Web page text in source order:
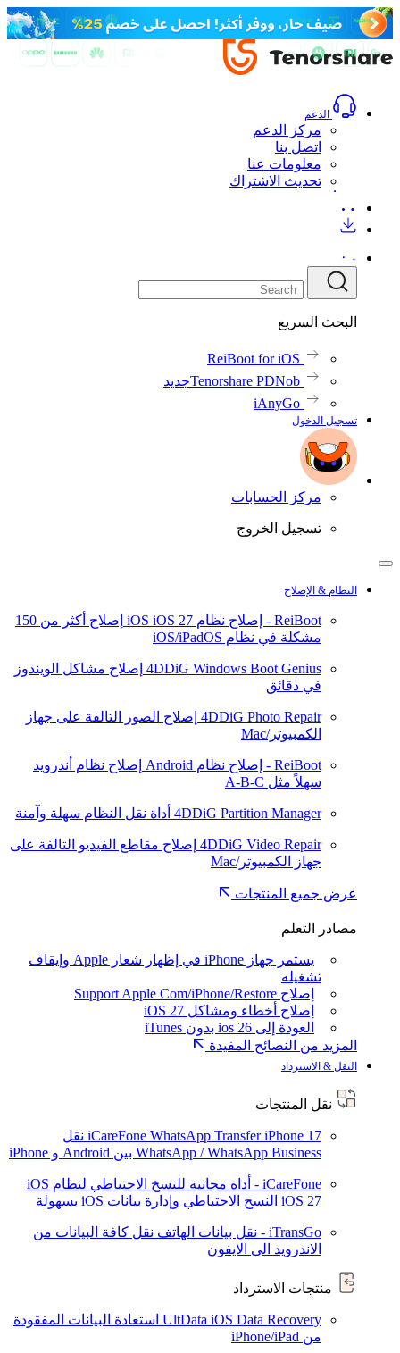
الدعم
مركز الدعم
اتصل بنا
معلومات عنا
تحديث الاشتراك
البحث السريع
ReiBoot for iOS
Tenorshare PDNobجديد
iAnyGo
تسجيل الدخول
مركز الحسابات
تسجيل الخروج
النظام & الإصلاح
ReiBoot - إصلاح نظام iOS iOS 27
إصلاح أكثر من 150
مشكلة في نظام iOS/iPadOS
4DDiG Windows Boot Genius إصلاح مشاكل الويندوز
في دقائق
4DDiG Photo Repair إصلاح الصور التالفة على جهاز
الكمبيوتر/Mac
ReiBoot - إصلاح نظام Android
إصلاح نظام أندرويد
سهلاً مثل A-B-C
4DDiG Partition Manager أداة نقل النظام سهلة وآمنة
4DDiG Video Repair إصلاح مقاطع الفيديو التالفة على
جهاز الكمبيوتر/Mac
عرض جميع المنتجات
مصادر التعلم
يستمر جهاز iPhone في إظهار شعار Apple وإيقاف
تشغيله
إصلاح Support Apple Com/iPhone/Restore
إصلاح أخطاء ومشاكل iOS 27
العودة إلى ios 26 بدون iTunes
المزيد من النصائح المفيدة
النقل & الاسترداد
نقل المنتجات
iCareFone WhatsApp TransferiPhone 17
نقل
WhatsApp / WhatsApp Business بين Android و iPhone
iCareFone - أداة مجانية للنسخ الاحتياطي لنظام iOS
iOS 27 النسخ الاحتياطي وإدارة بيانات iOS بسهولة
iTransGo - نقل بيانات الهاتف
نقل كافة البيانات من
الاندرويد الى الايفون
منتجات الاسترداد
UltData iOS Data Recovery استعادة البيانات المفقودة
من iPhone/iPad
المراجعات(161)
المواصفات الفنية
الموارد
المراجعات